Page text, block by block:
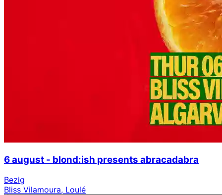
6 august - blond:ish presents abracadabra
Bezig
Bliss Vilamoura, Loulé